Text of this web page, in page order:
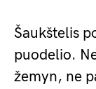
Šaukštelis
puodelio.
žemyn, ne